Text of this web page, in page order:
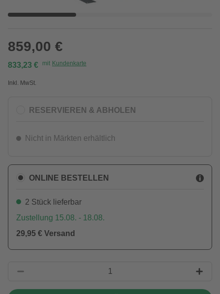
859,00 €
833,23 € mit Kundenkarte
Inkl. MwSt.
RESERVIEREN & ABHOLEN
Nicht in Märkten erhältlich
ONLINE BESTELLEN
2 Stück lieferbar
Zustellung 15.08. - 18.08.
29,95 € Versand